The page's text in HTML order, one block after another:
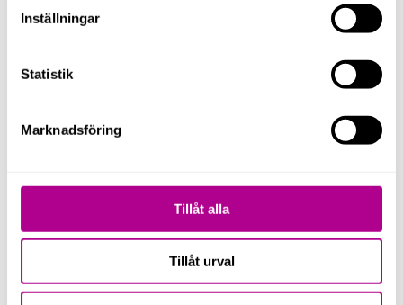
Inställningar
Statistik
Marknadsföring
Tillåt alla
Tillåt urval